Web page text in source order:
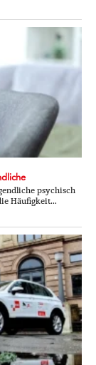
psychisch
Häufigkeit...